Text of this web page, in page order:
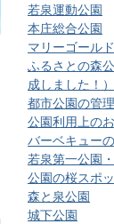
若泉運動公園
本庄総合公園
マリーゴール
ふるさとの森
成しました！）
都市公園の管
公園利用上の
バーベキュー
若泉第一公園
公園の桜スポ
森と泉公園
城下公園